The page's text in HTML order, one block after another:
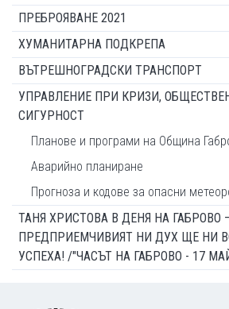
ПРЕБРОЯВАНЕ 2021
ХУМАНИТАРНА ПОДКРЕПА
ВЪТРЕШНОГРАДСКИ ТРАНСПОРТ
УПРАВЛЕНИЕ ПРИ КРИЗИ,
СИГУРНОСТ
Планове и програми на Община
Аварийно планиране
Прогноза и кодове за опасни
ТАНЯ ХРИСТОВА В ДЕНЯ НА ГАБРОВО
ПРЕДПРИЕМЧИВИЯТ НИ ДУХ ЩЕ НИ
УСПЕХА! /"ЧАСЪТ НА ГАБРОВО - 17